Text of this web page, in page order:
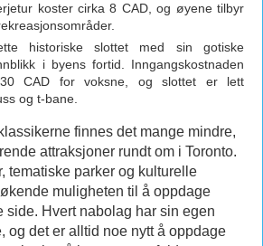
koster cirka 8 CAD, og øyene tilbyr
historiske slottet med sin gotiske
i byens fortid. Inngangskostnaden
CAD for voksne, og slottet er lett
og t-bane.
finnes det mange mindre,
attraksjoner rundt om i Toronto.
tematiske parker og kulturelle
muligheten til å oppdage
side. Hvert nabolag har sin egen
og det er alltid noe nytt å oppdage